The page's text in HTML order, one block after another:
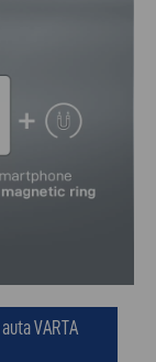
VARTA